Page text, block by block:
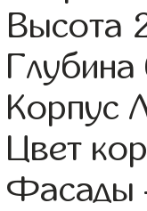
Высота
Корпус
Цвет
Фасады